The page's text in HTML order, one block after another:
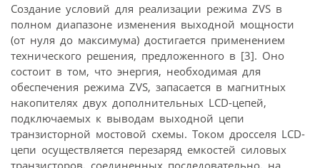
Создание условий для реализации режима ZVS в
полном диапазоне изменения выходной мощности
(от нуля до максимума) достигается применением
технического решения, предложенного в [3]. Оно
состоит в том, что энергия, необходимая для
обеспечения режима ZVS, запасается в магнитных
накопителях двух дополнительных LCD-цепей,
подключаемых к выводам выходной цепи
транзисторной мостовой схемы. Током дросселя LCD-
цепи осуществляется перезаряд емкостей силовых
транзисторов, соединенных последовательно, на